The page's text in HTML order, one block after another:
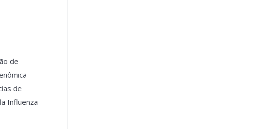
de
de
Influenza